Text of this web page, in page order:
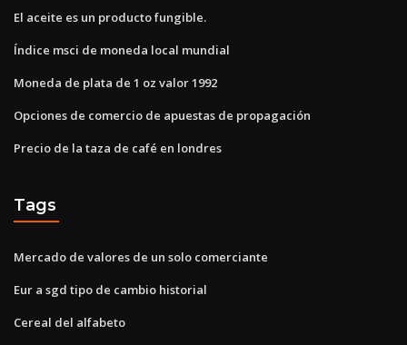
El aceite es un producto fungible.
Índice msci de moneda local mundial
Moneda de plata de 1 oz valor 1992
Opciones de comercio de apuestas de propagación
Precio de la taza de café en londres
Tags
Mercado de valores de un solo comerciante
Eur a sgd tipo de cambio historial
Cereal del alfabeto